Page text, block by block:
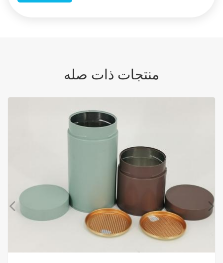
منتجات ذات صله